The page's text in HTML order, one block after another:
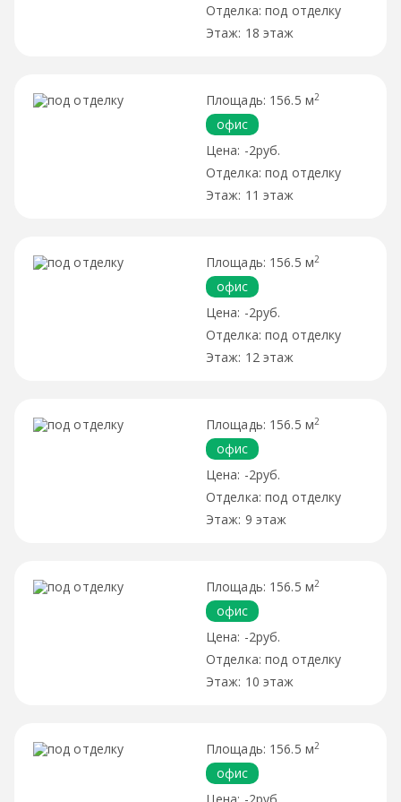
под отделку
18 этаж
156.5 м2
офис
-2руб.
под отделку
11 этаж
156.5 м2
офис
-2руб.
под отделку
12 этаж
156.5 м2
офис
-2руб.
под отделку
9 этаж
156.5 м2
офис
-2руб.
под отделку
10 этаж
156.5 м2
офис